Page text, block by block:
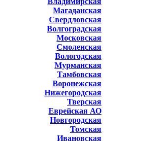
Магаданская
Свердловская
Волгоградская
Московская
Смоленская
Вологодская
Мурманская
Тамбовская
Воронежская
Нижегородская
Тверская
Еврейская АО
Новгородская
Томская
Ивановская